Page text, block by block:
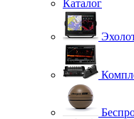
Каталог